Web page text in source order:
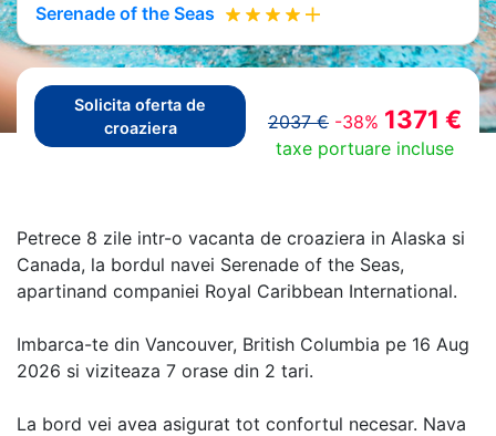
Serenade of the Seas
Solicita oferta de
croaziera
2037 € -38% 1371 €
taxe portuare incluse
Petrece 8 zile intr-o vacanta de croaziera in Alaska si
Canada, la bordul navei Serenade of the Seas,
apartinand companiei Royal Caribbean International.
Imbarca-te din Vancouver, British Columbia pe 16 Aug
2026 si viziteaza 7 orase din 2 tari.
La bord vei avea asigurat tot confortul necesar. Nava